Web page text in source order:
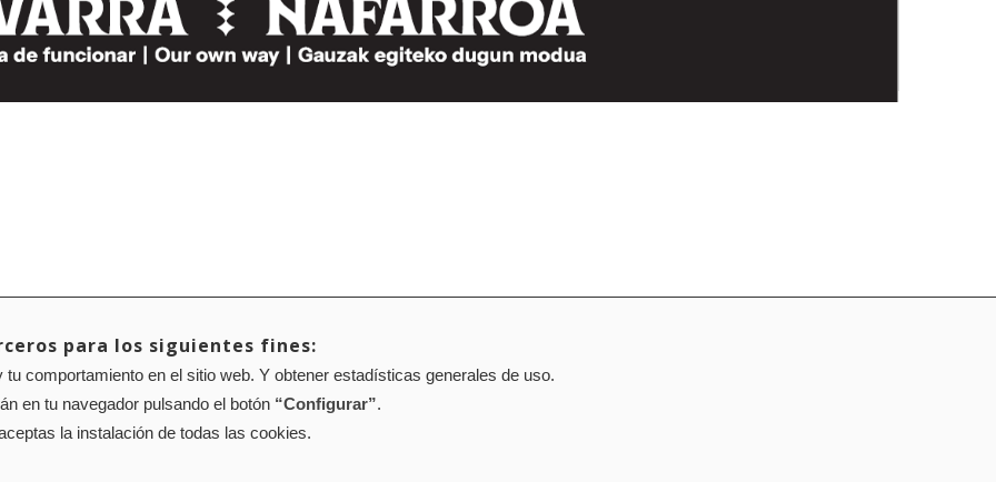
para los siguientes fines:
comportamiento en el sitio web. Y obtener estadísticas generales de uso.
en tu navegador pulsando el botón “Configurar”.
la instalación de todas las cookies.